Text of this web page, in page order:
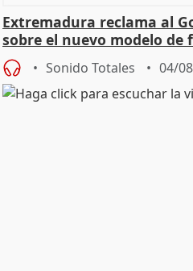
Extremadura reclama al
sobre el nuevo modelo de
Sonido Totales 04/